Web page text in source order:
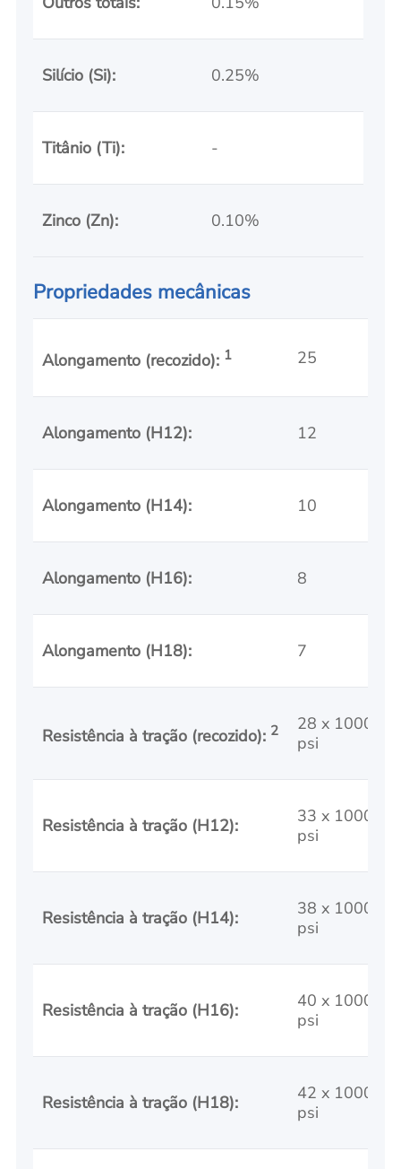
Silício (Si): 0.25%
Titânio (Ti): -
Zinco (Zn): 0.10%
Propriedades mecânicas
Alongamento (recozido): 1 25
Alongamento (H12): 12
Alongamento (H14): 10
Alongamento (H16): 8
Alongamento (H18): 7
Resistência à tração (recozido): 2
28 x 1000
psi
Resistência à tração (H12):
33 x 1000
psi
Resistência à tração (H14):
38 x 1000
psi
Resistência à tração (H16):
40 x 1000
psi
Resistência à tração (H18):
42 x 1000
psi